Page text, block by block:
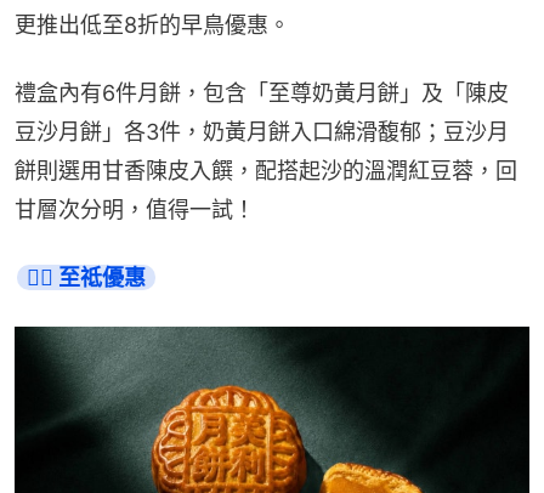
更推出低至8折的早鳥優惠。
禮盒內有6件月餅，包含「至尊奶黃月餅」及「陳皮
豆沙月餅」各3件，奶黃月餅入口綿滑馥郁；豆沙月
餅則選用甘香陳皮入饌，配搭起沙的溫潤紅豆蓉，回
甘層次分明，值得一試！
👉🏻 至祗優惠